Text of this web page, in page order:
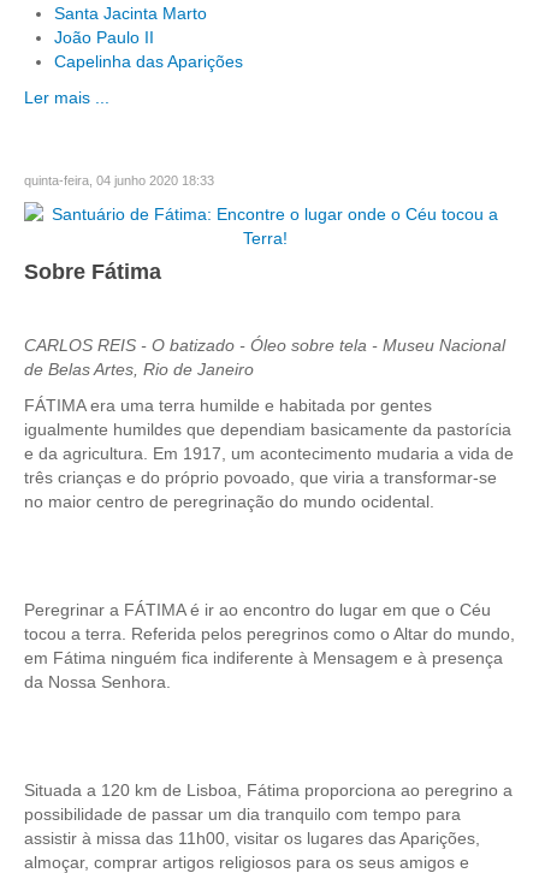
Santa Jacinta Marto
João Paulo II
Capelinha das Aparições
Ler mais ...
quinta-feira, 04 junho 2020 18:33
Sobre Fátima
CARLOS REIS - O batizado - Óleo sobre tela - Museu Nacional
de Belas Artes, Rio de Janeiro
FÁTIMA era uma terra humilde e habitada por gentes
igualmente humildes que dependiam basicamente da pastorícia
e da agricultura. Em 1917, um acontecimento mudaria a vida de
três crianças e do próprio povoado, que viria a transformar-se
no maior centro de peregrinação do mundo ocidental.
Peregrinar a FÁTIMA é ir ao encontro do lugar em que o Céu
tocou a terra. Referida pelos peregrinos como o Altar do mundo,
em Fátima ninguém fica indiferente à Mensagem e à presença
da Nossa Senhora.
Situada a 120 km de Lisboa, Fátima proporciona ao peregrino a
possibilidade de passar um dia tranquilo com tempo para
assistir à missa das 11h00, visitar os lugares das Aparições,
almoçar, comprar artigos religiosos para os seus amigos e